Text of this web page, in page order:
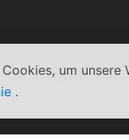
um unsere
.